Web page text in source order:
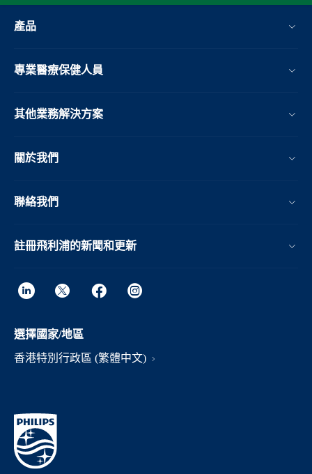
產品
專業醫療保健人員
其他業務解決方案​
關於我們
聯絡我們
註冊飛利浦的新聞和更新
選擇國家/地區
香港特別行政區 (繁體中文)